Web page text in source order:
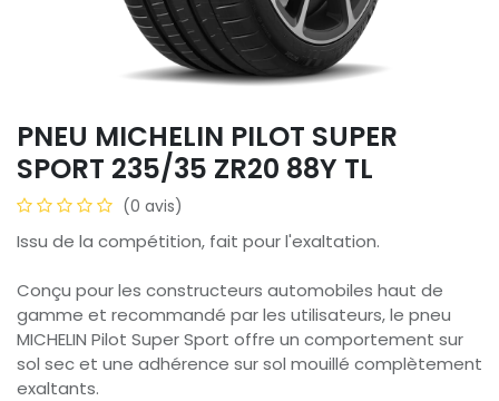
PNEU MICHELIN PILOT SUPER
SPORT 235/35 ZR20 88Y TL
(0 avis)
Issu de la compétition, fait pour l'exaltation.
Conçu pour les constructeurs automobiles haut de
gamme et recommandé par les utilisateurs, le pneu
MICHELIN Pilot Super Sport offre un comportement sur
sol sec et une adhérence sur sol mouillé complètement
exaltants.